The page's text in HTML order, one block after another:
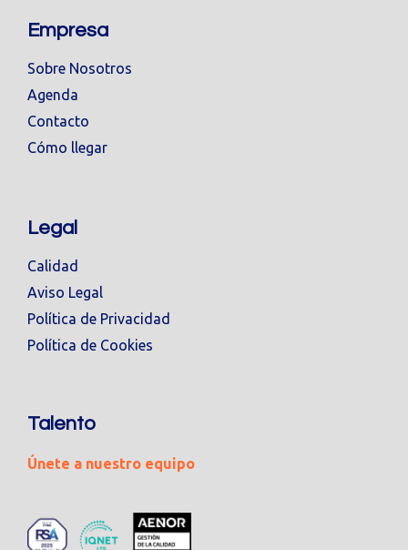
Empresa
Sobre Nosotros
Agenda
Contacto
Cómo llegar
Legal
Calidad
Aviso Legal
Política de Privacidad
Política de Cookies
Talento
Únete a nuestro equipo